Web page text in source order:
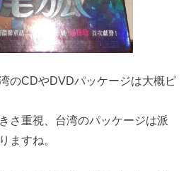
のCDやDVDパッケージは大概ピ
さ重視、台湾のパッケージは派
ますね。